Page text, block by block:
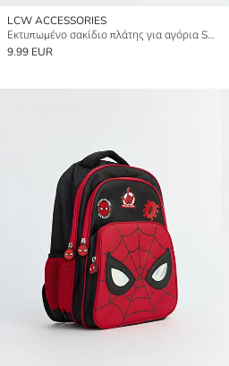
LCW ACCESSORIES
Εκτυπωμένο σακίδιο πλάτης για αγόρια Spider-Man
9.99 EUR